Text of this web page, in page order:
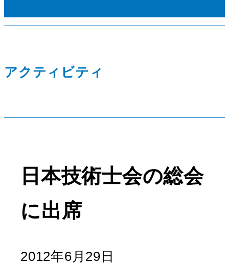
アクティビティ
日本技術士会の総会
に出席
2012年6月29日